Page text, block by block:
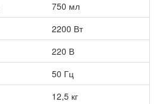
750 мл
2200 Вт
220 В
50 Гц
12,5 кг